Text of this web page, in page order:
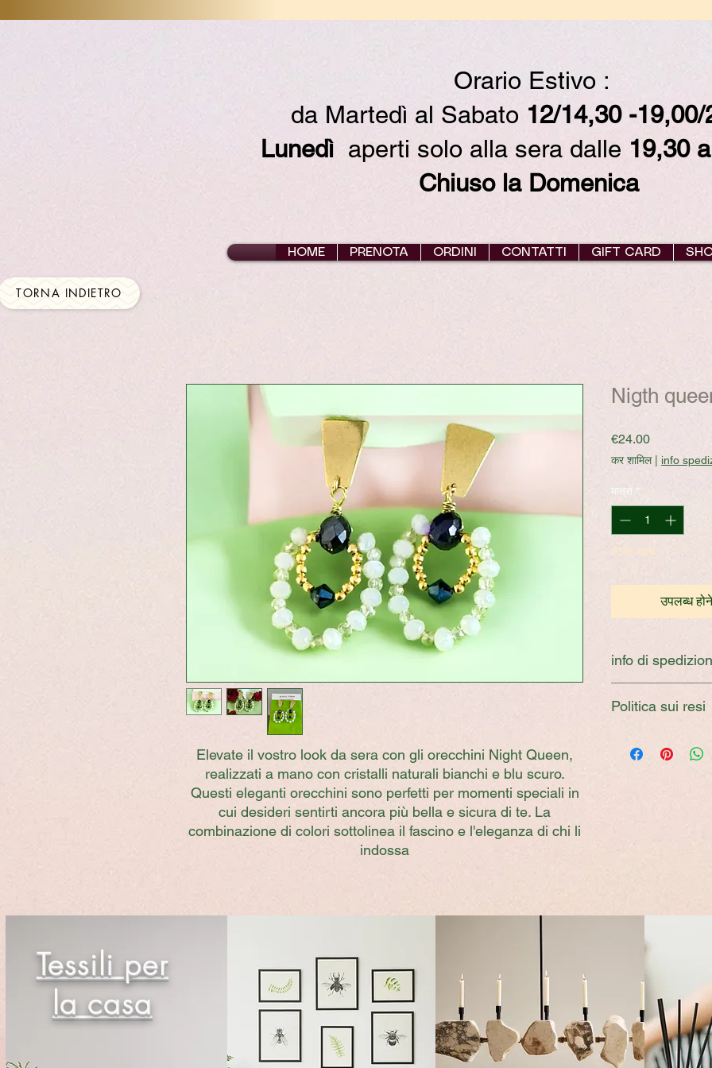
Orario Estivo :
da Martedì al Sabato 12/14,30 -
Lunedì aperti solo alla sera dalle 19,30
Chiuso la Domenica
HOME PRENOTA ORDINI CONTATTI GIFT CARD
TORNA INDIETRO
Elevate il vostro look da sera con gli orecchini Night Queen,
realizzati a mano con cristalli naturali bianchi e blu scuro.
Questi eleganti orecchini sono perfetti per momenti speciali in
cui desideri sentirti ancora più bella e sicura di te. La
combinazione di colori sottolinea il fascino e l'eleganza di chi li
indossa
Nigth
€24.00मूल्य
कर शामिल| info
मात्रा *
स्टाक खत्म
उपलब्ध
info di
spedito entro 3
entro 7 giorni
Politica sui resi
Tessili per
la casa